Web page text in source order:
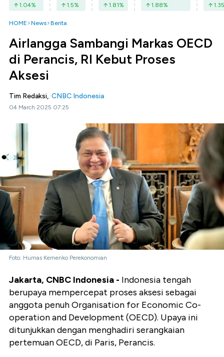
1.04% 1.5% 1.81% 1.88% 1.35
HOME News Berita
Airlangga Sambangi Markas OECD
di Perancis, RI Kebut Proses
Aksesi
Tim Redaksi, CNBC Indonesia
04 March 2025 07:25
Foto: Humas Kemenko Perekonomian
Jakarta, CNBC Indonesia - Indonesia tengah
berupaya mempercepat proses aksesi sebagai
anggota penuh Organisation for Economic Co-
operation and Development (OECD). Upaya ini
ditunjukkan dengan menghadiri serangkaian
pertemuan OECD, di Paris, Perancis.